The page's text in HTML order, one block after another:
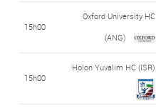
15h00
Oxford University HC
(ANG)
15h00
Holon Yuvalim HC (ISR)